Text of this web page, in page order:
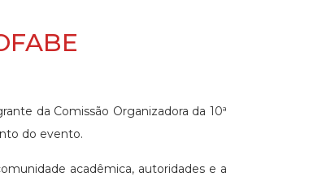
da Comissão Organizadora da 10ª
do evento.
acadêmica, autoridades e a